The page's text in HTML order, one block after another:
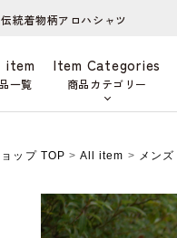
統着物柄アロハシャツ
item
一覧
Item Categories
商品カテゴリー
ップ TOP > All item > メンズ